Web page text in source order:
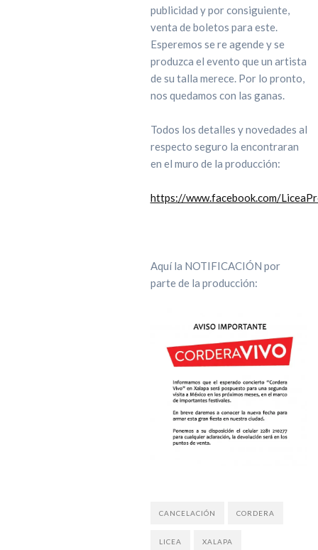
publicidad y por consiguiente,
venta de boletos para este.
Esperemos se re agende y se
produzca el evento que un artista
de su talla merece. Por lo pronto,
nos quedamos con las ganas.
Todos los detalles y novedades al
respecto seguro la encontraran
en el muro de la producción:
https://www.facebook.com/
Aquí la NOTIFICACIÓN por
parte de la producción:
CANCELACIÓN CORDERA
LICEA XALAPA